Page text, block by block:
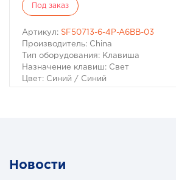
Под заказ
Артикул: SF50713-6-4P-A6BB-03
Производитель: China
Тип оборудования: Клавиша
Назначение клавиш: Свет
Цвет: Синий / Синий
Новости